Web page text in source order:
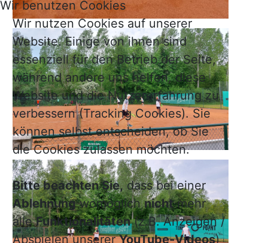
Wir benutzen Cookies
Wir nutzen Cookies auf unserer
Website. Einige von ihnen sind
essenziell für den Betrieb der Seite,
während andere uns helfen, diese
Website und die Nutzererfahrung zu
verbessern (Tracking Cookies). Sie
können selbst entscheiden, ob Sie
die Cookies zulassen möchten.
Bitte beachten Sie,dass bei einer
Ablehnungwomöglichnichtmehr
alleFunktionalitäten(z.B. Anzeigen /
Abspielen unsererYouTube-Videos)